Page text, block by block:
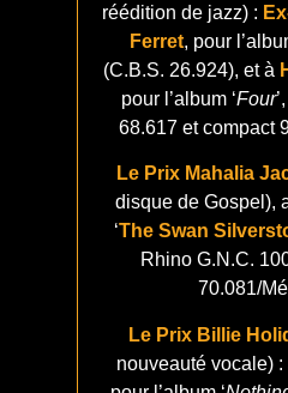
réédition de jazz) :
Ferret, pour
(C.B.S. 26.924), et à
pour l’album ‘Four
68.617 et compact
Le Prix Mahalia
disque de Gospel),
‘The Swan
Rhino G.N.C.
70.081/
Le Prix Billie
nouveauté vocale) :